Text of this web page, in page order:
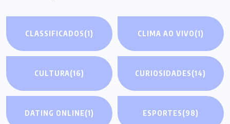
CLASSIFICADOS(1) CLIMA AO VIVO(1)
CULTURA(16) CURIOSIDADES(14)
DATING ONLINE(1) ESPORTES(98)